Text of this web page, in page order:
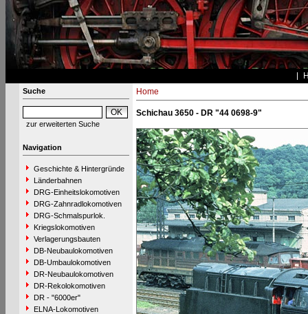
Suche
zur erweiterten Suche
Navigation
Geschichte & Hintergründe
Länderbahnen
DRG-Einheitslokomotiven
DRG-Zahnradlokomotiven
DRG-Schmalspurlok.
Kriegslokomotiven
Verlagerungsbauten
DB-Neubaulokomotiven
DB-Umbaulokomotiven
DR-Neubaulokomotiven
DR-Rekolokomotiven
DR - "6000er"
ELNA-Lokomotiven
Home
Schichau 3650 - DR "44 0698-9"